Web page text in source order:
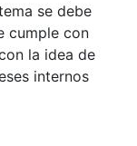
se debe
cumple con
la idea de
internos